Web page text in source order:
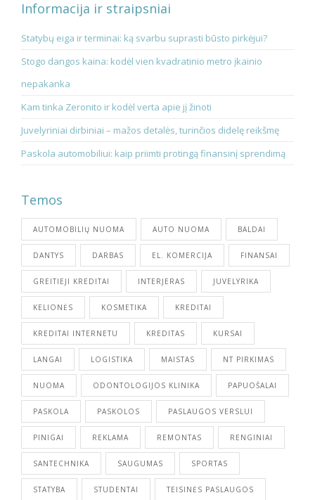
Informacija ir straipsniai
Statybų eiga ir terminai: ką svarbu suprasti būsto pirkėjui?
Stogo dangos kaina: kodėl vien kvadratinio metro įkainio
nepakanka
Kam tinka Zeronito ir kodėl verta apie jį žinoti
Juvelyriniai dirbiniai – mažos detalės, turinčios didelę reikšmę
Paskola automobiliui: kaip priimti protingą finansinį sprendimą
Temos
AUTOMOBILIŲ NUOMA AUTO NUOMA BALDAI
DANTYS DARBAS EL. KOMERCIJA FINANSAI
GREITIEJI KREDITAI INTERJERAS JUVELYRIKA
KELIONĖS KOSMETIKA KREDITAI
KREDITAI INTERNETU KREDITAS KURSAI
LANGAI LOGISTIKA MAISTAS NT PIRKIMAS
NUOMA ODONTOLOGIJOS KLINIKA PAPUOŠALAI
PASKOLA PASKOLOS PASLAUGOS VERSLUI
PINIGAI REKLAMA REMONTAS RENGINIAI
SANTECHNIKA SAUGUMAS SPORTAS
STATYBA STUDENTAI TEISINĖS PASLAUGOS